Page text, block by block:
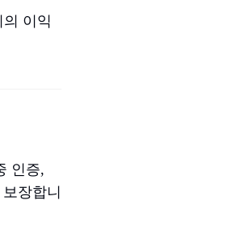
이익
인증,
장합니